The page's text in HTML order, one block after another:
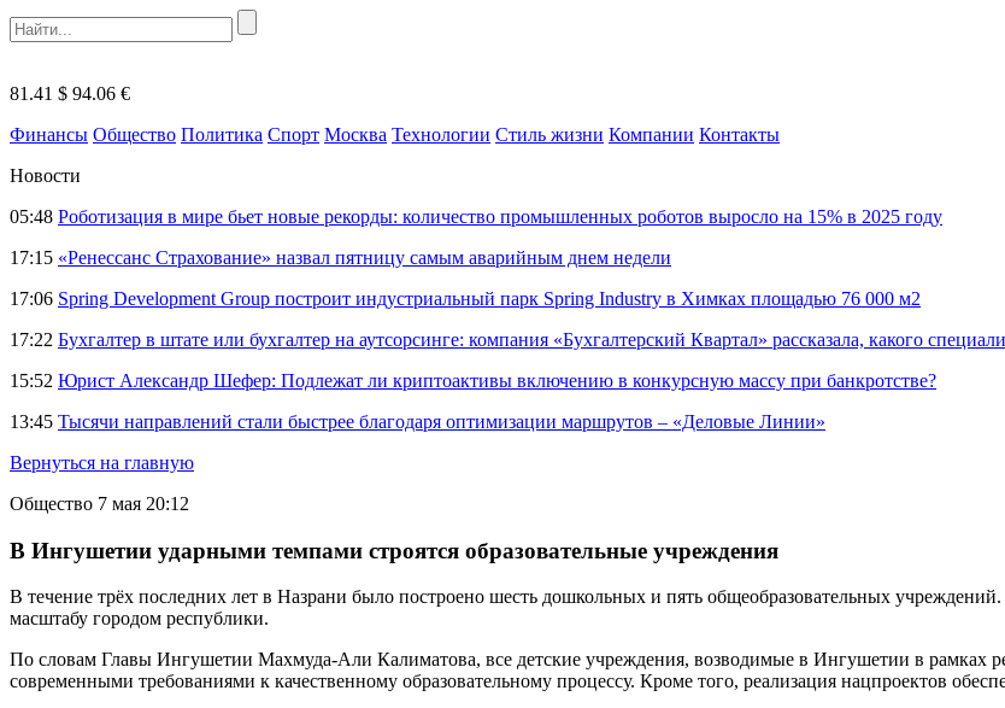
81.41 $ 94.06 €
Финансы Общество Политика Спорт Москва Технологии Стиль жизни Компании Контакты
Новости
05:48 Роботизация в мире бьет новые рекорды: количество промышленных роботов выросло на 15% в 2025 году
17:15 «Ренессанс Страхование» назвал пятницу самым аварийным днем недели
17:06 Spring Development Group построит индустриальный парк Spring Industry в Химках площадью 76 000 м2
17:22 Бухгалтер в штате или бухгалтер на аутсорсинге: компания «Бухгалтерский Квартал» рассказала, какого
15:52 Юрист Александр Шефер: Подлежат ли криптоактивы включению в конкурсную массу при банкротстве?
13:45 Тысячи направлений стали быстрее благодаря оптимизации маршрутов – «Деловые Линии»
Вернуться на главную
Общество 7 мая 20:12
В Ингушетии ударными темпами строятся образовательные учреждения
В течение трёх последних лет в Назрани было построено шесть дошкольных и пять общеобразовательных
масштабу городом республики.
По словам Главы Ингушетии Махмуда-Али Калиматова, все детские учреждения, возводимые в Ингушетии в рамках
современными требованиями к качественному образовательному процессу. Кроме того, реализация нацпроектов